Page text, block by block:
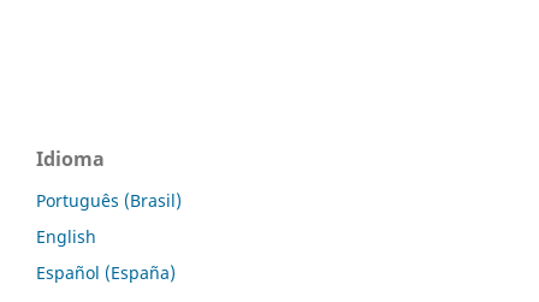
Idioma
Português (Brasil)
English
Español (España)